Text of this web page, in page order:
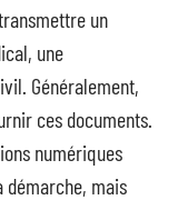
un
une
Généralement,
ces documents.
numériques
démarche, mais